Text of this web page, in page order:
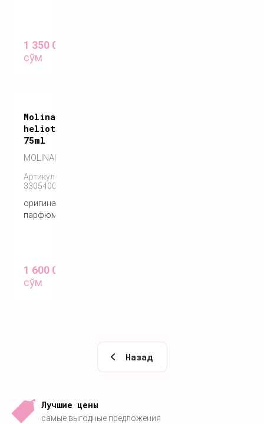
1 350 000
сўм
Molinard
heliotrope
75ml
MOLINARD
Артикул:
3305400095029
оригинальный
парфюм
1 600 000
сўм
Назад
Лучшие цены
самые выгодные предложения